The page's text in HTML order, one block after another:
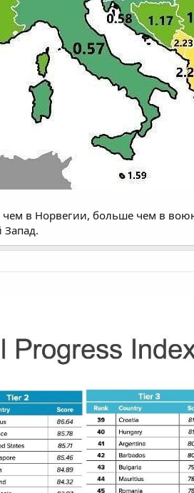
чем в Норвегии, больше чем в
Запад.